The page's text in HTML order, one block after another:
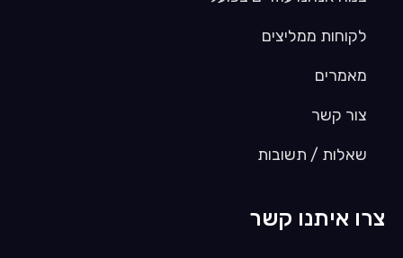
לקוחות ממליצים
מאמרים
צור קשר
שאלות / תשובות
צרו איתנו קשר​